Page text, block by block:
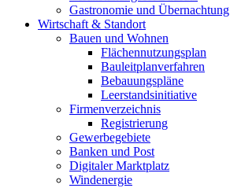
Gastronomie und Übernachtung
Wirtschaft & Standort
Bauen und Wohnen
Flächennutzungsplan
Bauleitplanverfahren
Bebauungspläne
Leerstandsinitiative
Firmenverzeichnis
Registrierung
Gewerbegebiete
Banken und Post
Digitaler Marktplatz
Windenergie